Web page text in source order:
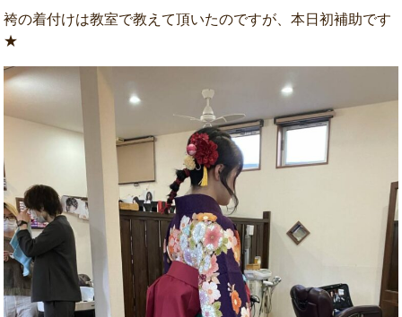
袴の着付けは教室で教えて頂いたのですが、本日初補助です
★